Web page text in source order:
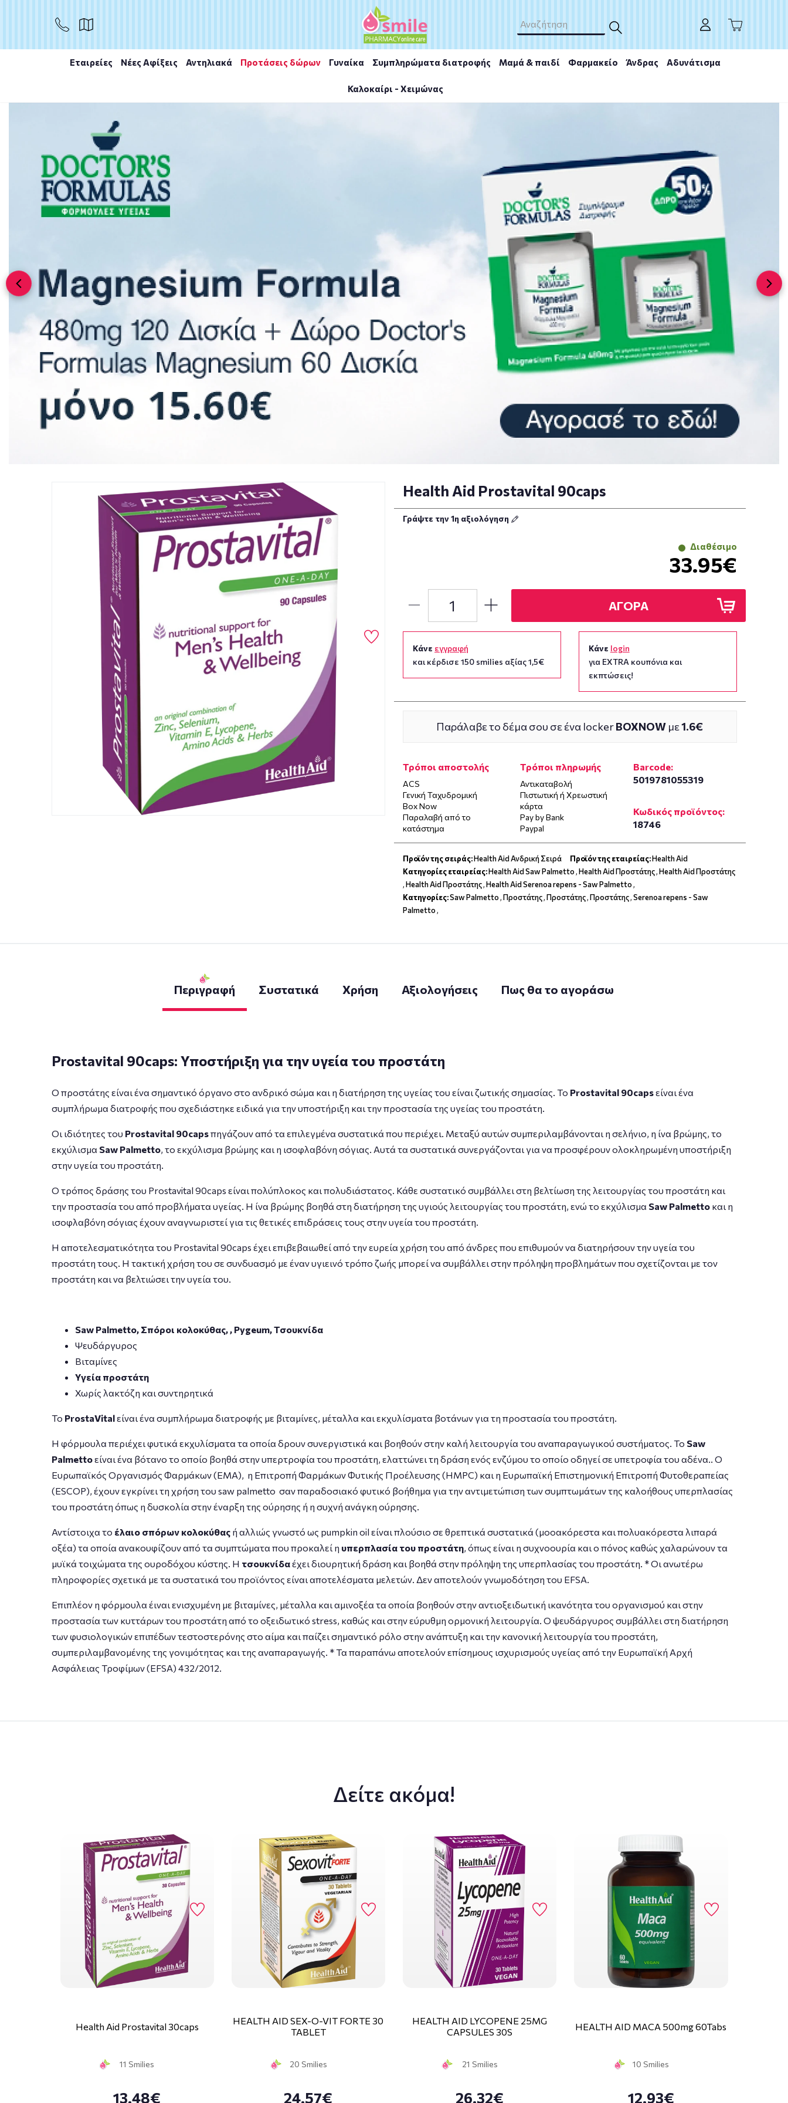
Εταιρείες Νέες Αφίξεις Αντηλιακά Προτάσεις δώρων Γυναίκα Συμπληρώματα διατροφής Μαμά & παιδί Φαρμακείο Άνδρας Αδυνάτισμα
Καλοκαίρι - Χειμώνας
ΑΓΟΡΑ
Health Aid Prostavital 90caps
Γράψτε την 1η αξιολόγηση
Διαθέσιμο
33.95€
ΑΓΟΡΑ
Κάνε εγγραφή
και κέρδισε 150 smilies αξίας 1,5€
Κάνε login
για EXTRA κουπόνια και
εκπτώσεις!
Παράλαβε το δέμα σου σε ένα lockerBOXNOW με1.6€
Τρόποι αποστολής
ACS
Γενική Ταχυδρομική
Box Now
Παραλαβή από το
κατάστημα
Τρόποι πληρωμής
Αντικαταβολή
Πιστωτική ή Χρεωστική
κάρτα
Pay by Bank
Paypal
Barcode:
5019781055319
Κωδικός προϊόντος:
18746
Προϊόν της σειράς:Health Aid Ανδρική Σειρά Προϊόν της εταιρείας:Health Aid
Κατηγορίες εταιρείας:Health Aid Saw Palmetto,Health Aid Προστάτης,Health Aid Προστάτης
,Health Aid Προστάτης,Health Aid Serenoa repens - Saw Palmetto,
Κατηγορίες:Saw Palmetto,Προστάτης,Προστάτης,Προστάτης,Serenoa repens - Saw
Palmetto,
Περιγραφή Συστατικά Χρήση Αξιολογήσεις Πως θα το αγοράσω
Prostavital 90caps: Υποστήριξη για την υγεία του προστάτη
Ο προστάτης είναι ένα σημαντικό όργανο στο ανδρικό σώμα και η διατήρηση της υγείας του είναι ζωτικής σημασίας. Το Prostavital 90capsείναι ένα
συμπλήρωμα διατροφής που σχεδιάστηκε ειδικά για την υποστήριξη και την προστασία της υγείας του προστάτη.
Οι ιδιότητες του Prostavital 90capsπηγάζουν από τα επιλεγμένα συστατικά που περιέχει. Μεταξύ αυτών συμπεριλαμβάνονται η σελήνιο, η ίνα βρώμης, το
εκχύλισμα Saw Palmetto, το εκχύλισμα βρώμης και η ισοφλαβόνη σόγιας. Αυτά τα συστατικά συνεργάζονται για να προσφέρουν ολοκληρωμένη υποστήριξη
στην υγεία του προστάτη.
Ο τρόπος δράσης του Prostavital 90caps είναι πολύπλοκος και πολυδιάστατος. Κάθε συστατικό συμβάλλει στη βελτίωση της λειτουργίας του προστάτη και
την προστασία του από προβλήματα υγείας. Η ίνα βρώμης βοηθά στη διατήρηση της υγιούς λειτουργίας του προστάτη, ενώ το εκχύλισμα Saw Palmettoκαι η
ισοφλαβόνη σόγιας έχουν αναγνωριστεί για τις θετικές επιδράσεις τους στην υγεία του προστάτη.
Η αποτελεσματικότητα του Prostavital 90caps έχει επιβεβαιωθεί από την ευρεία χρήση του από άνδρες που επιθυμούν να διατηρήσουν την υγεία του
προστάτη τους. Η τακτική χρήση του σε συνδυασμό με έναν υγιεινό τρόπο ζωής μπορεί να συμβάλλει στην πρόληψη προβλημάτων που σχετίζονται με τον
προστάτη και να βελτιώσει την υγεία του.
Saw Palmetto, Σπόροι κολοκύθας, , Pygeum, Τσουκνίδα
Ψευδάργυρος
Βιταμίνες
Υγεία προστάτη
Χωρίς λακτόζη και συντηρητικά
Το ProstaVitalείναι ένα συμπλήρωμα διατροφής με βιταμίνες, μέταλλα και εκχυλίσματα βοτάνων για τη προστασία του προστάτη.
Η φόρμουλα περιέχει φυτικά εκχυλίσματα τα οποία δρουν συνεργιστικά και βοηθούν στην καλή λειτουργία του αναπαραγωγικού συστήματος. Το Saw
Palmettoείναι ένα βότανο το οποίο βοηθά στην υπερτροφία του προστάτη, ελαττώνει τη δράση ενός ενζύμου το οποίο οδηγεί σε υπετροφία του αδένα.. Ο
Ευρωπαϊκός Οργανισμός Φαρμάκων (EMA), η Επιτροπή Φαρμάκων Φυτικής Προέλευσης (HMPC) και η Ευρωπαϊκή Επιστημονική Επιτροπή Φυτοθεραπείας
(ESCOP), έχουν εγκρίνει τη χρήση του saw palmetto σαν παραδοσιακό φυτικό βοήθημα για την αντιμετώπιση των συμπτωμάτων της καλοήθους υπερπλασίας
του προστάτη όπως η δυσκολία στην έναρξη της ούρησης ή η συχνή ανάγκη ούρησης.
Αντίστοιχα το έλαιο σπόρων κολοκύθαςή αλλιώς γνωστό ως pumpkin oil είναι πλούσιο σε θρεπτικά συστατικά (μοοακόρεστα και πολυακόρεστα λιπαρά
οξέα) τα οποία ανακουφίζουν από τα συμπτώματα που προκαλεί η υπερπλασία του προστάτη, όπως είναι η συχνοουρία και ο πόνος καθώς χαλαρώνουν τα
μυϊκά τοιχώματα της ουροδόχου κύστης. Η τσουκνίδαέχει διουρητική δράση και βοηθά στην πρόληψη της υπερπλασίας του προστάτη. * Οι ανωτέρω
πληροφορίες σχετικά με τα συστατικά του προϊόντος είναι αποτελέσματα μελετών. Δεν αποτελούν γνωμοδότηση του EFSA.
Επιπλέον η φόρμουλα έιναι ενισχυμένη με βιταμίνες, μέταλλα και αμινοξέα τα οποία βοηθούν στην αντιοξειδωτική ικανότητα του οργανισμού και στην
προστασία των κυττάρων του προστάτη από το οξειδωτικό stress, καθώς και στην εύρυθμη ορμονική λειτουργία. Ο ψευδάργυρος συμβάλλει στη διατήρηση
των φυσιολογικών επιπέδων τεστοστερόνης στο αίμα και παίζει σημαντικό ρόλο στην ανάπτυξη και την κανονική λειτουργία του προστάτη,
συμπεριλαμβανομένης της γονιμότητας και της αναπαραγωγής. * Τα παραπάνω αποτελούν επίσημους ισχυρισμούς υγείας από την Eυρωπαϊκή Αρχή
Ασφάλειας Τροφίμων (EFSA) 432/2012.
Δείτε ακόμα!
Health Aid Prostavital 30caps
11 Smilies
13.48€
HEALTH AID SEX-O-VIT FORTE 30
TABLET
20 Smilies
24.57€
HEALTH AID LYCOPENE 25MG
CAPSULES 30S
21 Smilies
26.32€
HEALTH AID MACA 500mg 60Tabs
10 Smilies
12.93€